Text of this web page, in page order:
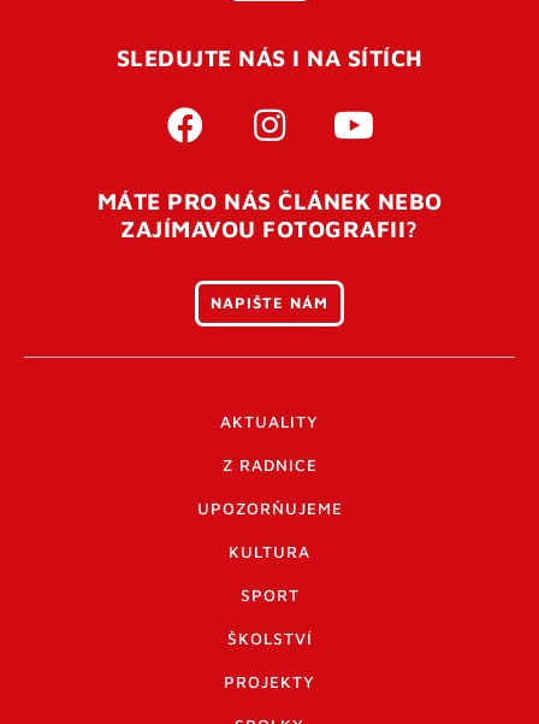
SLEDUJTE NÁS I NA SÍTÍCH
MÁTE PRO NÁS ČLÁNEK NEBO
ZAJÍMAVOU FOTOGRAFII?
NAPIŠTE NÁM
AKTUALITY
Z RADNICE
UPOZORŇUJEME
KULTURA
SPORT
ŠKOLSTVÍ
PROJEKTY